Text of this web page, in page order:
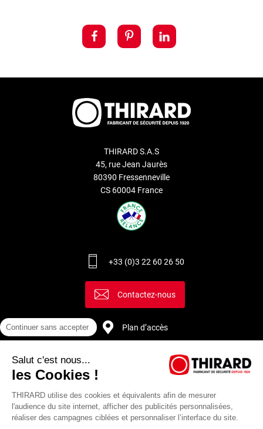
THIRARD S.A.S
45, rue Jean Jaurès
80390 Fressenneville
CS 60004 France
+33 (0)3 22 60 26 50
Contactez-nous
Plan d’accès
Continuer sans accepter
Salut c'est nous...
les Cookies !
THIRARD utilise des cookies et équivalents afin de mesurer
l'audience du site internet, afficher des publicités personnalisées,
réaliser des campagnes ciblées et personnaliser l’interface du site.